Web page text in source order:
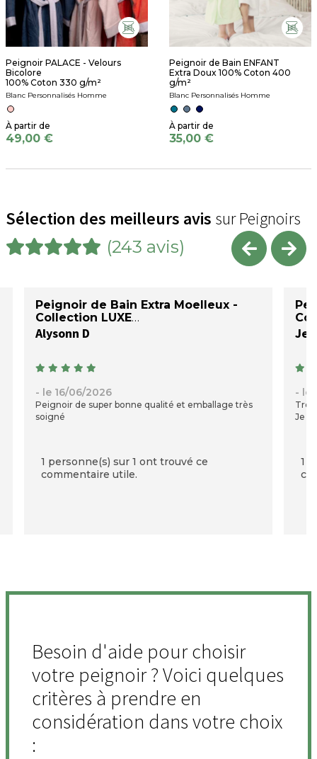
Peignoir PALACE - Velours
Bicolore
100% Coton 330 g/m²
Blanc Personnalisés Homme
49,00 €
Peignoir de Bain ENFANT
Extra Doux 100% Coton 400
g/m²
Blanc Personnalisés Homme
35,00 €
Sélection des meilleurs avis sur Peignoirs
(243 avis)
Peignoir de Bain Extra Moelleux -
Collection LUXE
Alysonn D
- le 16/06/2026
Peignoir de super bonne qualité et emballage très
soigné
1 personne(s) sur 1 ont trouvé ce
commentaire utile.
- le
Très
Je
1
Besoin d'aide pour choisir
votre peignoir ? Voici quelques
critères à prendre en
considération dans votre choix
: